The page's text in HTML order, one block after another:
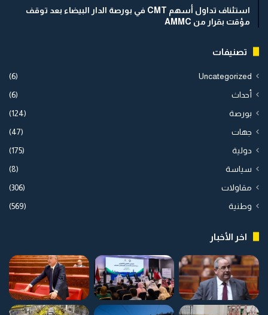
استئناف تداول أسهم CMT في بورصة الدار البيضاء بعد توقف
مؤقت بقرار من AMMC
تصنيفات
Uncategorized
(6)
أحداث (6)
بورصة (124)
جهات (47)
دولية (175)
سياسة (8)
مقاولات (306)
وطنية (569)
اخر الأخبار